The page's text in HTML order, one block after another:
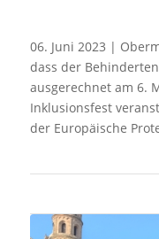
06. Juni 2023 |
dass der
ausgerechnet am 6.
Inklusionsfest
der Europäische